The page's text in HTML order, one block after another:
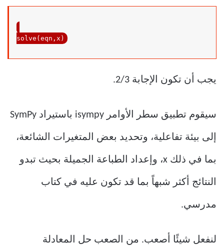
solve(eqn,x)
يجب أن تكون الإجابة 2/3.
سيقوم تطبيق سطر الأوامر isympy باستيراد SymPy
إلى بيئة تفاعلية، وتحديد بعض المتغيرات الشائعة،
بما في ذلك x، وإعداد الطباعة الجميلة بحيث تبدو
النتائج أكثر شبهاً بما قد تكون عليه في كتاب
مدرسي.
لنفعل شيئًا أصعب. من الصعب حل المعادلة